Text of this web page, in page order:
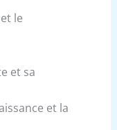
le
et sa
et la